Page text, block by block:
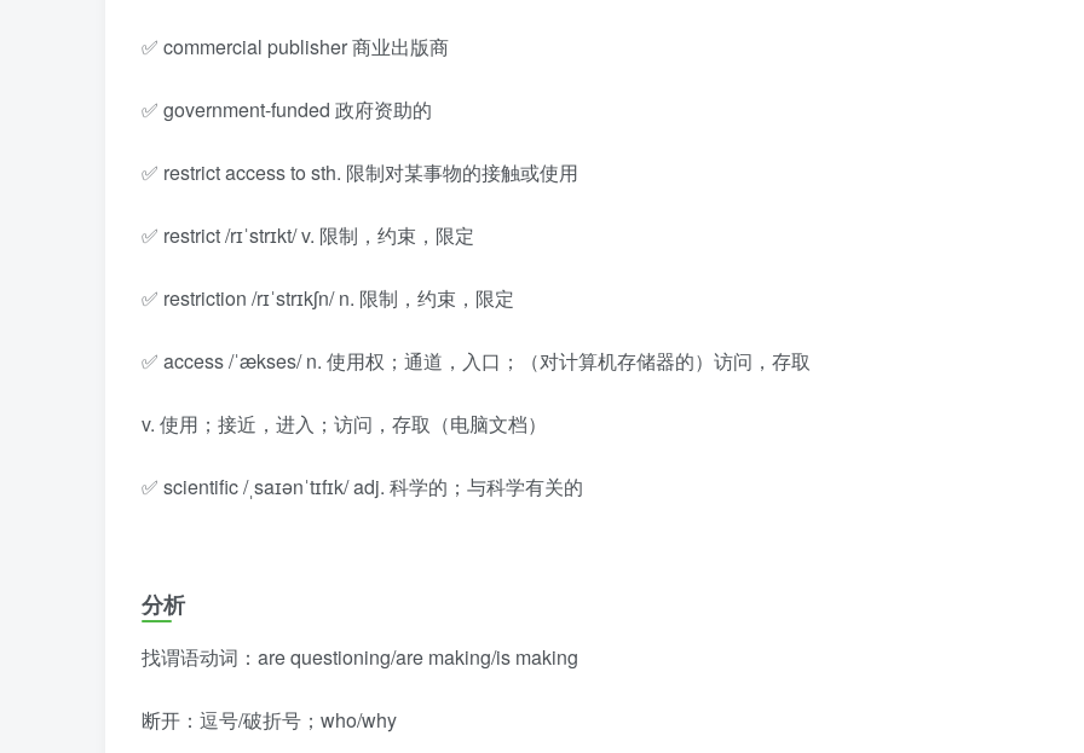
✅ commercial publisher 商业出版商
✅ government-funded 政府资助的
✅ restrict access to sth. 限制对某事物的接触或使用
✅ restrict /rɪˈstrɪkt/ v. 限制，约束，限定
✅ restriction /rɪˈstrɪkʃn/ n. 限制，约束，限定
✅ access /ˈækses/ n. 使用权；通道，入口；（对计算机存储器的）访问，存取
v. 使用；接近，进入；访问，存取（电脑文档）
✅ scientific /ˌsaɪənˈtɪfɪk/ adj. 科学的；与科学有关的
分析
找谓语动词：are questioning/are making/is making
断开：逗号/破折号；who/why